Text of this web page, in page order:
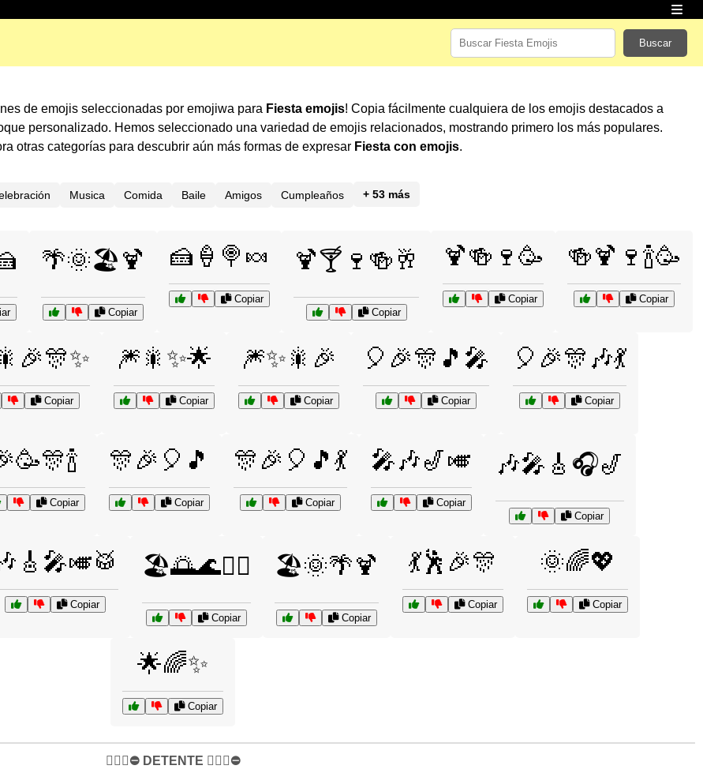
Buscar
de emojis seleccionadas por emojiwa para Fiesta emojis! Copia fácilmente cualquiera de los emojis destacados a
personalizado. Hemos seleccionado una variedad de emojis relacionados, mostrando primero los más populares.
otras categorías para descubrir aún más formas de expresar Fiesta con emojis.
Musica Comida Baile Amigos Cumpleaños + 53 más
🌴🌞🏖️🍹
Copiar
🍰🍦🍭🍬
Copiar
🍹🍸🍷🍻🥂
Copiar
🍹🍻🍷🥳
Copiar
🍻🍹🍷🍾🥳
Copiar
Copiar
🎆🎇✨🌟
Copiar
🎆✨🎇🎉
Copiar
🎈🎉🎊🎵🎤
Copiar
🎈🎉🎊🎶💃
Copiar
Copiar
🎊🎉🎈🎵
Copiar
🎊🎉🎈🎵💃
Copiar
🎤🎶🎷🎺
Copiar
🎶🎤🎸🎧🎷
Copiar
Copiar
🏖️🌅🌊🏄‍♂️
Copiar
🏖️🌞🌴🍹
Copiar
💃🕺🎉🎊
Copiar
🌞🌈💖
Copiar
🌟🌈✨
Copiar
✋🏻🛑⛔️ DETENTE ✋🏻🛑⛔️